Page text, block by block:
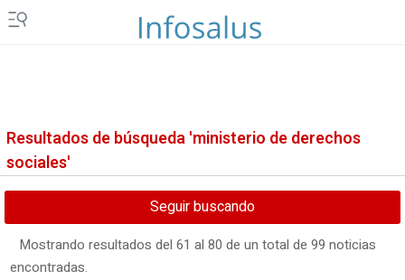
Resultados de búsqueda 'ministerio de derechos
sociales'
Seguir buscando
Mostrando resultados del 61 al 80 de un total de 99 noticias
encontradas.